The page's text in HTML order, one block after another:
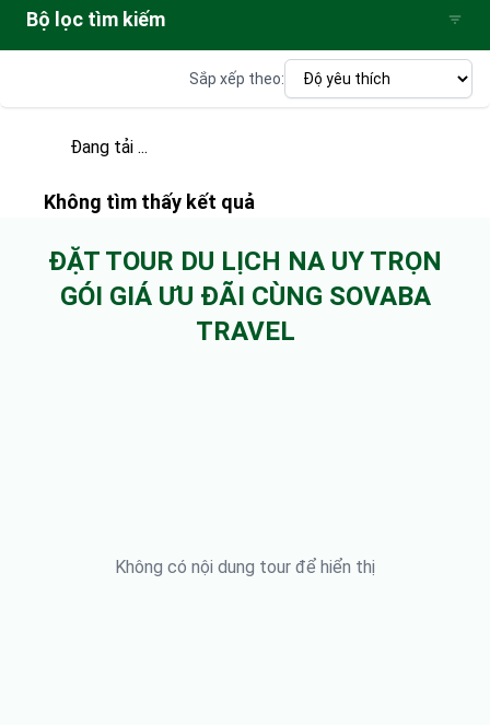
Bộ lọc tìm kiếm
Sắp xếp theo:
Đang tải ...
Không tìm thấy kết quả
ĐẶT TOUR DU LỊCH NA UY TRỌN
GÓI GIÁ ƯU ĐÃI CÙNG SOVABA
TRAVEL
Không có nội dung tour để hiển thị